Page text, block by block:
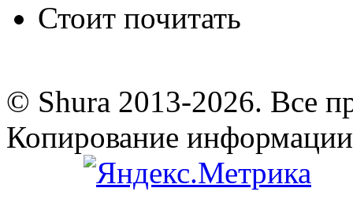
Стоит почитать
© Shura 2013-2026. Все
Копирование